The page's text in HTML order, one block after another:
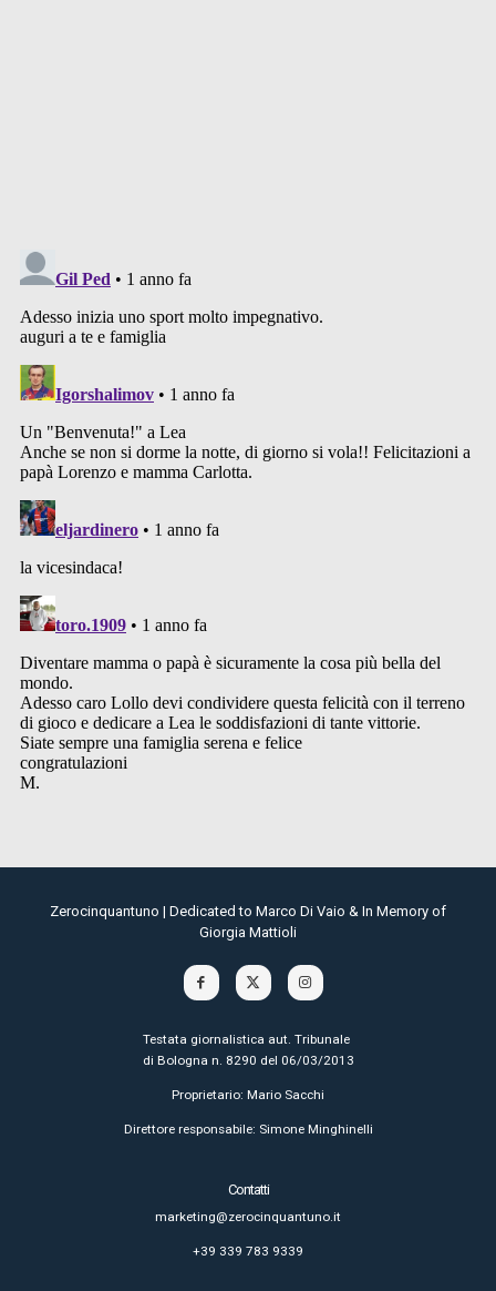
Zerocinquantuno | Dedicated to Marco Di Vaio & In Memory of
Giorgia Mattioli
Testata giornalistica aut. Tribunale
di Bologna n. 8290 del 06/03/2013
Proprietario: Mario Sacchi
Direttore responsabile: Simone Minghinelli
Contatti
marketing@zerocinquantuno.it
+39 339 783 9339